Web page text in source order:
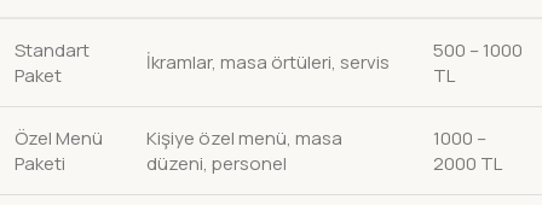
Standart
Paket
İkramlar, masa örtüleri, servis
500 – 1000
TL
Özel Menü
Paketi
Kişiye özel menü, masa
düzeni, personel
1000 –
2000 TL